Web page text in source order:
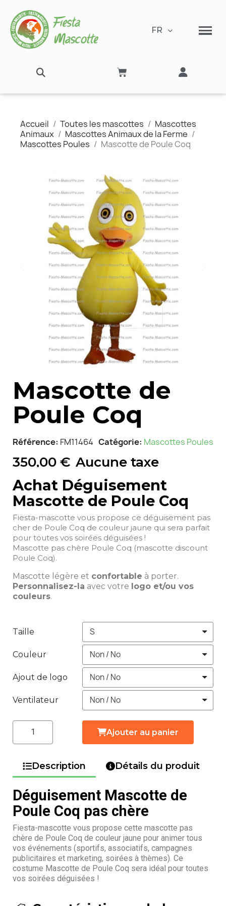
FR
Accueil Toutes les mascottes
Mascottes
Animaux
Mascottes Animaux de la Ferme
Mascottes Poules
Mascotte de Poule Coq
Mascotte de
Poule Coq
Référence FM11464 Catégorie Mascottes Poules
350,00 € Aucune taxe
Achat Déguisement
Mascotte de Poule Coq
Fiesta-mascotte vous propose ce déguisement pas
cher de Poule Coq de couleur jaune qui sera parfait
pour toutes vos soirées déguisées !
Mascotte pas chère Poule Coq (mascotte discount
Poule Coq).
Mascotte légère et confortable à porter.
Personnalisez-la avec votre logo et/ou vos
couleurs.
Taille
Couleur
Ajout de logo
Ventilateur
Ajouter au panier
Description Détails du produit
Déguisement Mascotte de
Poule Coq pas chère
Fiesta-mascotte vous propose cette mascotte pas
chère de Poule Coq de couleur jaune pour animer tous
vos événements (sportifs, associatifs, campagnes
publicitaires et marketing, soirées à thèmes). Ce
costume Mascotte de Poule Coq sera idéal pour toutes
vos soirées déguisées !